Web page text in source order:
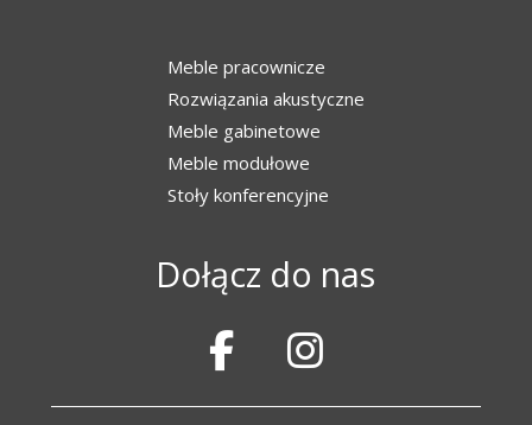
Meble pracownicze
Rozwiązania akustyczne
Meble gabinetowe
Meble modułowe
Stoły konferencyjne
Dołącz do nas